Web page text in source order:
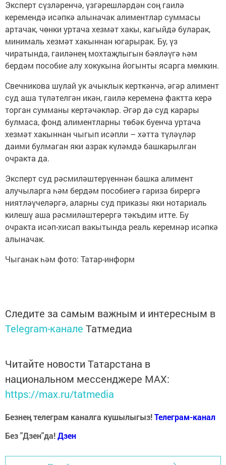
Эксперт сүзләренчә, үзгәрешләрдән соң гаилә
керемендә исәпкә алыначак алиментлар суммасы
артачак, чөнки уртача хезмәт хакы, кагыйдә буларак,
минималь хезмәт хакыннан югарырак. Бу, үз
чиратында, гаиләнең мохтаҗлыгын бәяләүгә һәм
бердәм пособие алу хокукына йогынты ясарга мөмкин.
Свечникова шулай ук ачыклык керткәнчә, әгәр алимент
суд аша түләтелгән икән, гаилә кеременә фактта керә
торган сумманы кертәчәкләр. Әгәр дә суд карары
булмаса, фонд алиментларны төбәк буенча уртача
хезмәт хакыннан чыгып исәпли – хәтта түләүләр
даими булмаган яки азрак күләмдә башкарылган
очракта да.
Эксперт суд рәсмиләштерүеннән башка алимент
алучыларга һәм бердәм пособиегә гариза бирергә
ниятләүчеләргә, аларны суд приказы яки нотариаль
килешү аша рәсмиләштерергә тәкъдим итте. Бу
очракта исәп-хисап вакытында реаль керемнәр исәпкә
алыначак.
Чыганак һәм фото: Татар-информ
Следите за самым важным и интересным в
Telegram-канале Татмедиа
Читайте новости Татарстана в
национальном мессенджере MАХ:
https://max.ru/tatmedia
Безнең телеграм каналга кушылыгыз!Телеграм-канал
Без "Дзен"да!Дзен